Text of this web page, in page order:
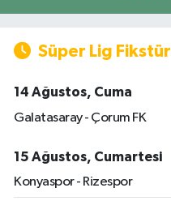
Süper Lig Fikstür
14 Ağustos, Cuma
Galatasaray - Çorum FK
15 Ağustos, Cumartesi
Konyaspor - Rizespor